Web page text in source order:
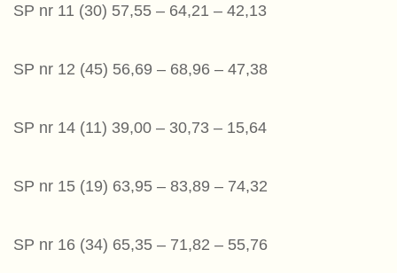
SP nr 11 (30) 57,55 – 64,21 – 42,13
SP nr 12 (45) 56,69 – 68,96 – 47,38
SP nr 14 (11) 39,00 – 30,73 – 15,64
SP nr 15 (19) 63,95 – 83,89 – 74,32
SP nr 16 (34) 65,35 – 71,82 – 55,76